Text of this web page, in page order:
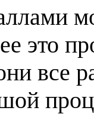
это
все